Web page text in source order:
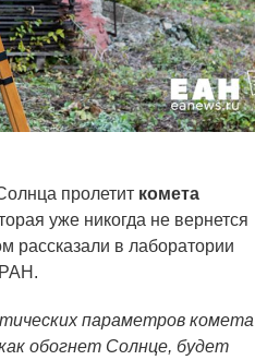
пролетит комета
уже никогда не вернется
рассказали в лаборатории
параметров комета
обогнет Солнце, будет